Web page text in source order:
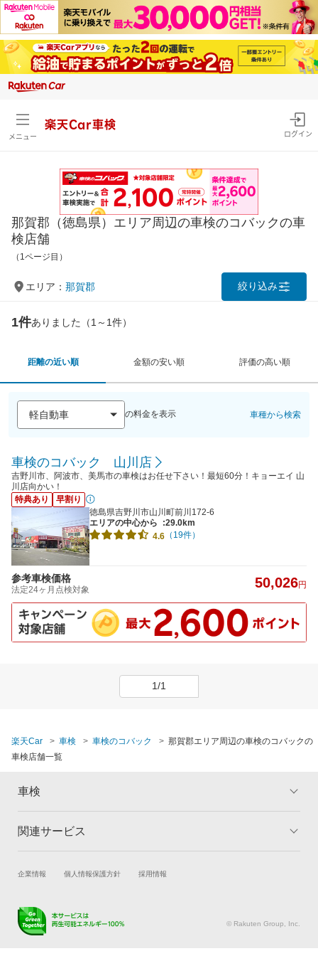
メニュー
楽天Car車検
ログイン
那賀郡（徳島県）エリア周辺の車検のコバックの車
検店舗
（1ページ目）
エリア： 那賀郡 絞り込み
1件ありました（1～1件）
距離の近い順 金額の安い順 評価の高い順
の料金を表示 車種から検索
車検のコバック 山川店
吉野川市、阿波市、美馬市の車検はお任せ下さい！最短60分！キョーエイ 山
川店向かい！
特典あり
早割り
徳島県吉野川市山川町前川172-6
エリアの中心から
:29.0km
4.6 （19件）
参考車検価格
法定24ヶ月点検対象 50,026円
1/1
楽天Car 車検 車検のコバック
那賀郡エリア周辺の車検のコバックの
車検店舗一覧
車検
トップ
車検の基礎知識 キャンペーン一覧
関連サービス
試乗・商談 新車購入
キズ修理予約
メンテナンス管理
企業情報 個人情報保護方針 採用情報
© Rakuten Group, Inc.